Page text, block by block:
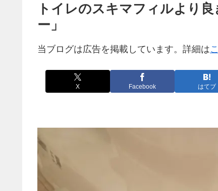
トイレのスキマフィルより
ー」
当ブログは広告を掲載しています。詳細は
X Facebook はてブ